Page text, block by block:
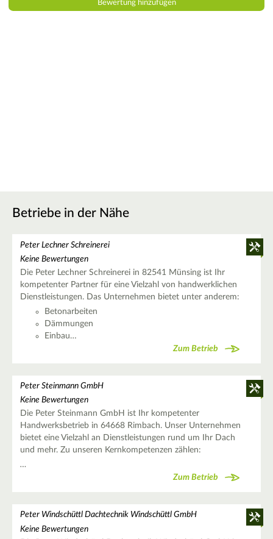
Betriebe in der Nähe
Peter Lechner Schreinerei
Keine Bewertungen
Die Peter Lechner Schreinerei in 82541 Münsing ist Ihr
kompetenter Partner für eine Vielzahl von handwerklichen
Dienstleistungen. Das Unternehmen bietet unter anderem:
Betonarbeiten
Dämmungen
Einbau…
Zum Betrieb
Peter Steinmann GmbH
Keine Bewertungen
Die Peter Steinmann GmbH ist Ihr kompetenter
Handwerksbetrieb in 64668 Rimbach. Unser Unternehmen
bietet eine Vielzahl an Dienstleistungen rund um Ihr Dach
und mehr. Zu unseren Kernkompetenzen zählen:
…
Zum Betrieb
Peter Windschüttl Dachtechnik Windschüttl GmbH
Keine Bewertungen